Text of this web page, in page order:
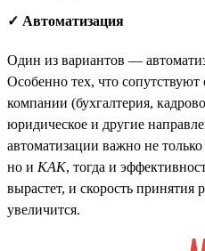
✓ Автоматизация
Один из вариантов —
Особенно тех, что сопутствуют
компании (бухгалтерия,
юридическое и другие
автоматизации важно не только
но и КАК, тогда и
вырастет, и скорость
увеличится.